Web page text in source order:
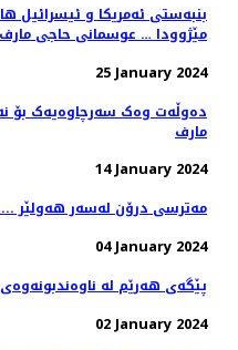
بنبەستی ئەمریکا و ئیسرائیل
مێژوودا … عوسمانی حاجی مارف
25 January 2024
دەوڵەت وەک سەرچاوەیەک بۆ
مارف
14 January 2024
مەترسی درۆن لەسەر هەولێر
04 January 2024
پێگەی هەرێم لە
02 January 2024